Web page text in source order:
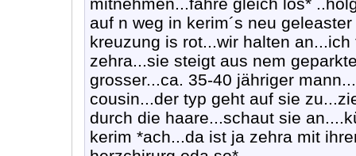
auf n weg in kerim´s neu
kreuzung is rot...wir halten
zehra...sie steigt aus nem
grosser...ca. 35-40 jähriger
cousin...der typ geht auf sie
durch die haare...schaut sie
kerim *ach...da ist ja zehra mit